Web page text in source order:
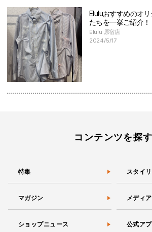
Eluluおすすめのオ
たちを一挙ご紹介！
Elulu 原宿店
2024/5/17
コンテンツを探す
特集 スタイ
マガジン メディ
ショップニュース 公式ア